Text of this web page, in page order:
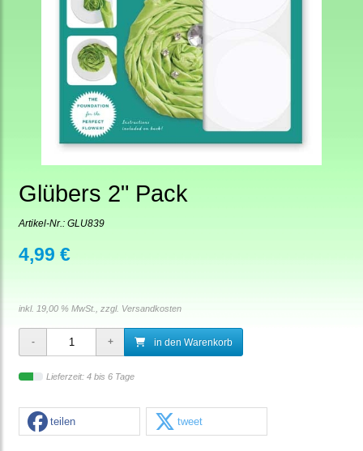
Glübers 2" Pack
Artikel-Nr.: GLU839
4,99 €
inkl. 19,00 % MwSt., zzgl. Versandkosten
in den Warenkorb
Lieferzeit: 4 bis 6 Tage
teilen tweet